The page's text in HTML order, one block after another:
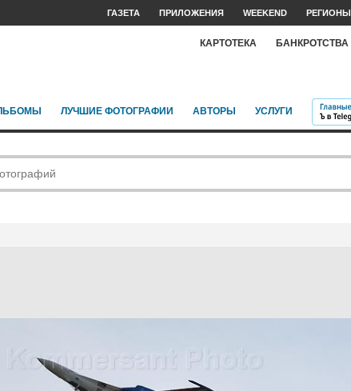
ГАЗЕТА ПРИЛОЖЕНИЯ WEEKEND РЕГИОНЫ
КАРТОТЕКА БАНКРОТСТВА
ЛУЧШИЕ ФОТОГРАФИИ АВТОРЫ УСЛУГИ